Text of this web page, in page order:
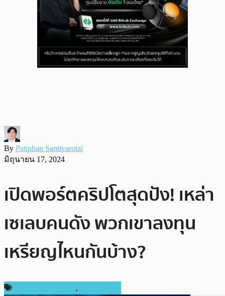
By Patiphan Santivarotai
มิถุนายน 17, 2024
เปิดพอร์ตคริปโตสุดปัง! เหล่า
เซเลบคนดัง พวกเขาลงทุน
เหรียญไหนกันบ้าง?
,